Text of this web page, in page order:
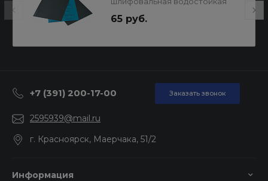
65 руб.
+7 (391) 200-17-00 Заказать звонок
2595939@mail.ru
г. Красноярск, Маерчака, 51/2
Информация